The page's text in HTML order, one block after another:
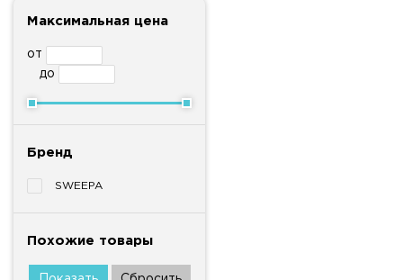
Максимальная цена
от
до
Бренд
SWEEPA
Похожие товары